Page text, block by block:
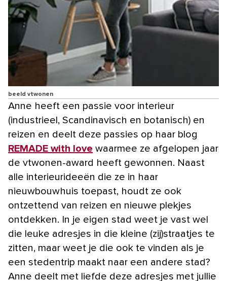
beeld vtwonen
Anne heeft een passie voor interieur
(industrieel, Scandinavisch en botanisch) en
reizen en deelt deze passies op haar blog
REMADE with love waarmee ze afgelopen jaar
de vtwonen-award heeft gewonnen. Naast
alle interieurideeën die ze in haar
nieuwbouwhuis toepast, houdt ze ook
ontzettend van reizen en nieuwe plekjes
ontdekken. In je eigen stad weet je vast wel
die leuke adresjes in die kleine (zij)straatjes te
zitten, maar weet je die ook te vinden als je
een stedentrip maakt naar een andere stad?
Anne deelt met liefde deze adresjes met jullie